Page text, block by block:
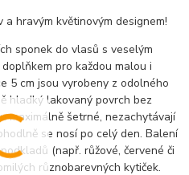
hravým květinovým designem!
sponek do vlasů s veselým
pro každou malou i
5 cm jsou vyrobeny z odolného
hladký lakovaný povrch bez
maximálně šetrné, nezachytávají
se nosí po celý den. Balení
(např. růžové, červené či
různobarevných kytiček.